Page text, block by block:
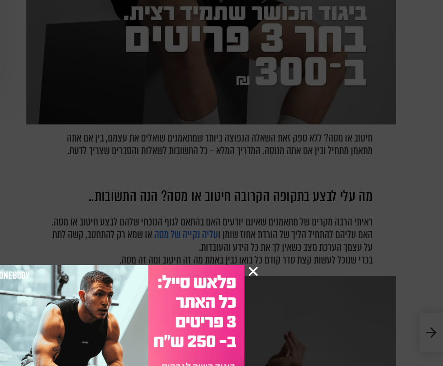
חיטוב או מסה? ללא ספק זאת השאלה הנפוצה ביותר שמתאמנים שואלים את עצמם, בין אם אתה
מתאמן מתחיל ובין אם אתה מנוסה. המדריך המלא – כל התשובות לשאלות והסברים שצריך לדעת.
מה עלי לבצע בתקופה הקרובה חיטוב או מסה? הנה התשובות..
ראיתי הרבה מקרים של מתאמנים שאינם יודעים האם בהתאם לגוף הנוכחי שלהם לבצע חיטוב או מסה.
האם עליהם להתחיל הליך של הורדת אחוז שומן ועליה נקייה של מסהאו שמא רק להתחטב, קשה לתת
על עצמך הערכת מצב כשאין לך את כל הידע והעובדות.
בכדי שנוכל לעשות קצת סדר קודם כל בואו נבין באמת מה זה חיטוב ומה זה מסה.